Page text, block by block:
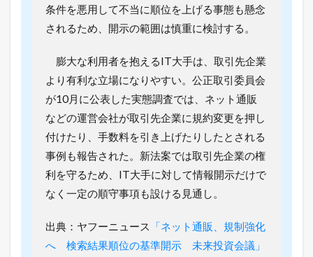
シ
ッ
店
で
き
る
5
つ
の
方
法
れ
る
条件を悪用して不当に順位を上げる事態も懸念
されるため、開示の範囲は慎重に検討する。
膨大な利用者を抱えるIT大手は、取引先企業
より有利な立場になりやすい。公正取引委員会
が10月に公表した実態調査では、ネット通販
などの運営会社が取引先企業に規約変更を押し
付けたり、手数料を引き上げたりしたとされる
事例も報告された。新法案では取引先企業の権
利を守るため、IT大手に対して情報開示だけで
なく一定の順守事項も設ける見通し。
出典：ヤフーニュース
「ネット通販、規制強化
へ 検索結果順位の基準開示 未来投資会議」